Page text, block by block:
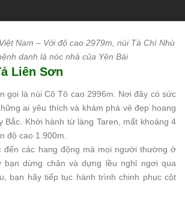
Nam – Với độ cao 2979m, núi Tà Chì Nhù
danh là nóc nhà của Yên Bái
Liên Sơn
gọi là núi Cô Tô cao 2996m. Nơi đây có sức
ai yêu thích và khám phá vẻ đẹp hoang
Bắc. Khởi hành từ làng Taren, mất khoảng 4
độ cao 1.900m.
đến các hang động mà mọi người thường ở
bạn dừng chân và dựng lều nghỉ ngơi qua
bạn hãy tiếp tục hành trình chinh phục cột